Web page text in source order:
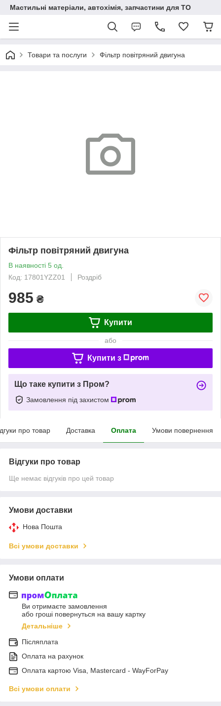
Мастильні матеріали, автохімія, запчастини для ТО
Товари та послуги Фільтр повітряний двигуна
Фільтр повітряний двигуна
В наявності 5 од.
Код: 17801YZZ01
Роздріб
985 ₴
Купити
або
Купити з
Що таке купити з Пром?
Замовлення під захистом
про товар Доставка Оплата Умови повернення
Відгуки про товар
Ще немає відгуків про цей товар
Умови доставки
Нова Пошта
Всі умови доставки
Умови оплати
Ви отримаєте замовлення
або гроші повернуться на вашу картку
Детальніше
Післяплата
Оплата на рахунок
Оплата картою Visa, Mastercard - WayForPay
Всі умови оплати